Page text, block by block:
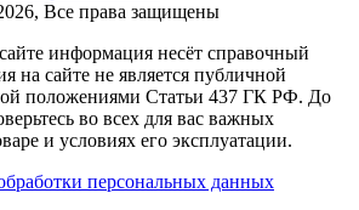
Все права защищены
информация несёт справочный
на сайте не является публичной
положениями Статьи 437 ГК РФ. До
во всех для вас важных
и условиях его эксплуатации.
персональных данных